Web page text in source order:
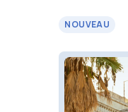
NOUVEAU